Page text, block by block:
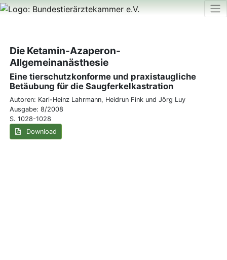
Die Ketamin-Azaperon-
Allgemeinanästhesie
Eine tierschutzkonforme und praxistaugliche
Betäubung für die Saugferkelkastration
Autoren: Karl-Heinz Lahrmann, Heidrun Fink und Jörg Luy
Ausgabe: 8/2008
S. 1028-1028
Download